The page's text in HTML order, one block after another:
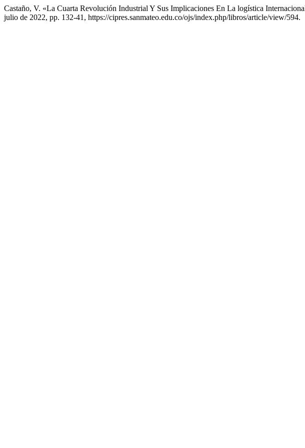
Castaño, V. «La Cuarta Revolución Industrial Y Sus Implicaciones En La logística
julio de 2022, pp. 132-41, https://cipres.sanmateo.edu.co/ojs/index.php/libros/article/view/594.